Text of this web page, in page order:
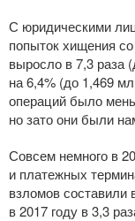
С юридическими
попыток хищения
выросло в 7,3 раза
на 6,4% (до 1,469
операций было
но зато они были
Совсем немного в
и платежных
взломов составили
в 2017 году в 3,3